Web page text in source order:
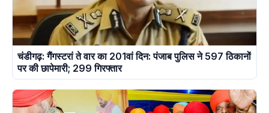
चंडीगढ़: गैंगस्टरां ते वार का 201वां दिन: पंजाब पुलिस ने 597 ठिकानों
पर की छापेमारी; 299 गिरफ्तार